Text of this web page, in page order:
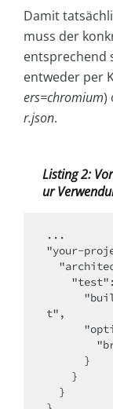
Damit
muss der
entsprechend
entweder per
ers=chromium)
r.json.
Listing 2:
ur
...
"your-
t",